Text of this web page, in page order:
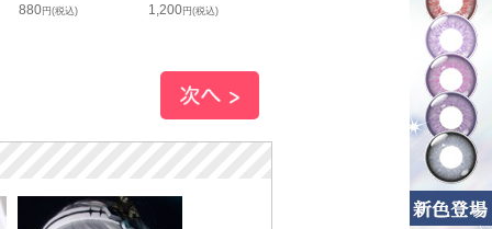
880円(税込)
1,200円(税込)
1,980円(税込)